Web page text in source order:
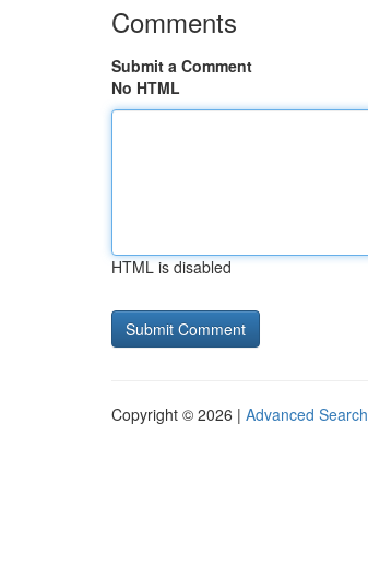
Comments
Submit a Comment
No HTML
HTML is disabled
Copyright © 2026 | Advanced Search